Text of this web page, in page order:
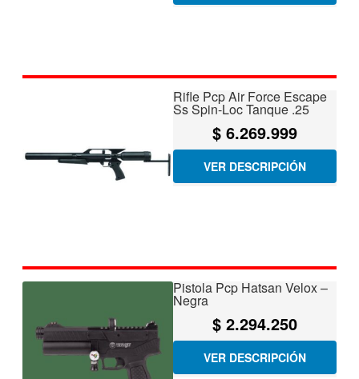
Rifle Pcp Air Force Escape
Ss Spin-Loc Tanque .25
$6.269.999
VER DESCRIPCIÓN
Pistola Pcp Hatsan Velox –
Negra
$2.294.250
VER DESCRIPCIÓN